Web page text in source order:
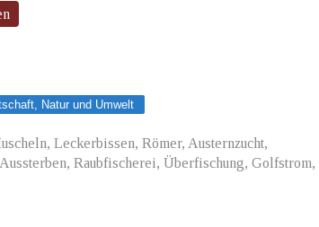
Natur und Umwelt
Leckerbissen, Römer, Austernzucht,
Raubfischerei, Überfischung, Golfstrom,